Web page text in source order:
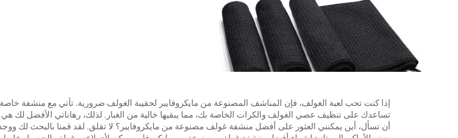
إذا كنت تحب لعبة الغولف، فإن المناشف المصنوعة من مايكروفايبر لحقيبة الغولف ضرورية. تأتي مع منشفة خاصة
تساعدك على تنظيف عصي الغولف والكرات الخاصة بك، مما يبقيها خالية من الغبار. لذلك، رهاناتي الأفضل لك هي
أن تسأل، أين يمكنني العثور على أفضل منشفة غولف مصنوعة من مايكروفايبر؟ لا تقلق. لقد قمنا بالبحث لك